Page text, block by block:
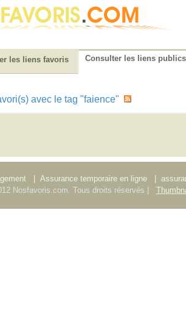
les liens favoris Consulter les liens publics
avec le tag "faience"
Assurance temporaire en ligne
Nosfavoris.com. Tous droits réservés |